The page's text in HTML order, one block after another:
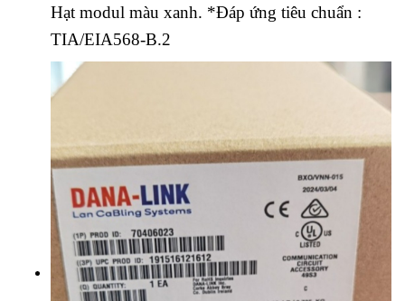
Hạt modul màu xanh. *Đáp ứng tiêu chuẩn :
TIA/EIA568-B.2